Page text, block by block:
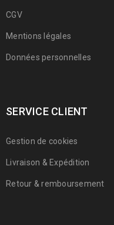
CGV
Mentions légales
Données personnelles
SERVICE CLIENT
Gestion de cookies
Livraison & Expédition
Retour & remboursement